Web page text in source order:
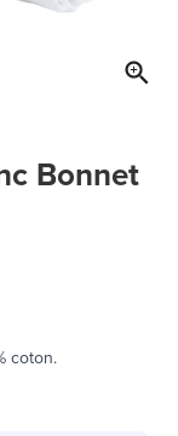
Bonnet
coton.